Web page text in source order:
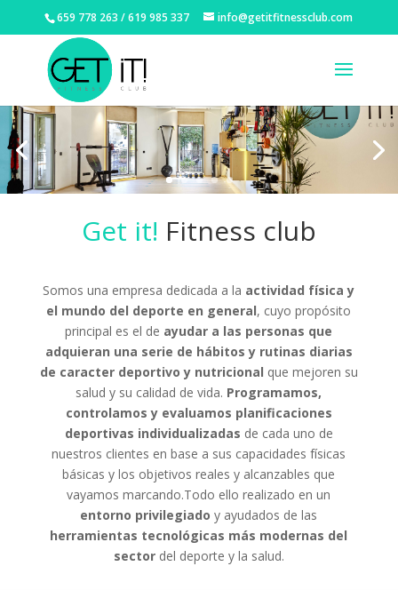
659 778 263 / 619 985 337 info@getitfitnessclub.com
Get it! Fitness club
Somos una empresa dedicada a la actividad física y
el mundo del deporte en general, cuyo propósito
principal es el de ayudar a las personas que
adquieran una serie de hábitos y rutinas diarias
de caracter deportivo y nutricional que mejoren su
salud y su calidad de vida. Programamos,
controlamos y evaluamos planificaciones
deportivas individualizadas de cada uno de
nuestros clientes en base a sus capacidades físicas
básicas y los objetivos reales y alcanzables que
vayamos marcando.Todo ello realizado en un
entorno privilegiado y ayudados de las
herramientas tecnológicas más modernas del
sectordel deporte y la salud.